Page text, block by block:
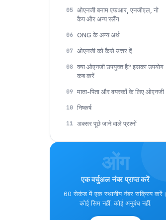
05 ओएनजी बनाम एफआर, एनजीएल, नो
कैप और अन्य स्लैंग
06 ONG के अन्य अर्थ
07 ओएनजी को कैसे उत्तर दें
08 क्या ओएनजी उपयुक्त है? इसका उपयोग
कब करें
09 माता-पिता और वयस्कों के लिए ओएनजी
10 निष्कर्ष
11 अक्सर पूछे जाने वाले प्रश्नों
ओंग
एक वर्चुअल नंबर प्राप्त करें
60 सेकंड में एक स्थानीय नंबर सक्रिय करें।
कोई सिम नहीं. कोई अनुबंध नहीं.